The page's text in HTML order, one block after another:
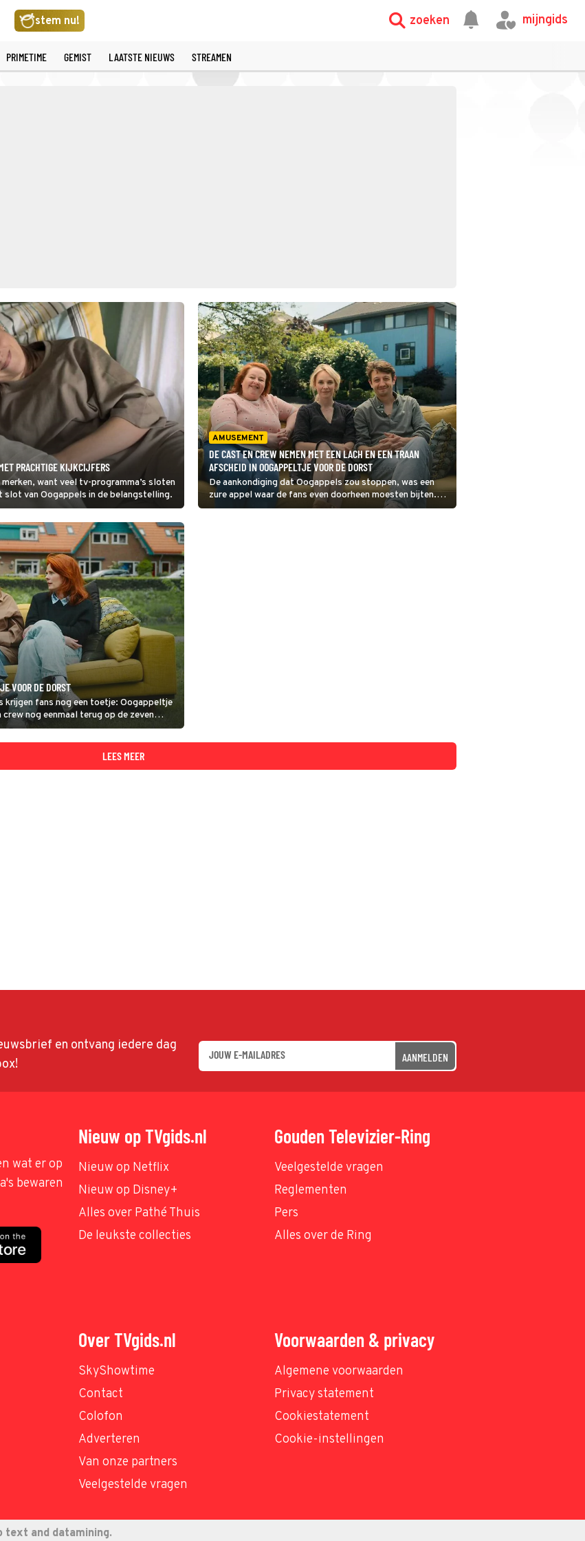
stem nu! zoeken mijngids
PRIMETIME GEMIST LAATSTE NIEUWS STREAMEN
PRACHTIGE KIJKCIJFERS
want veel tv-programma’s sloten
van Oogappels in de belangstelling.
AMUSEMENT
DE CAST EN CREW NEMEN MET EEN LACH EN EEN TRAAN
AFSCHEID IN OOGAPPELTJE VOOR DE DORST
De aankondiging dat Oogappels zou stoppen, was een
zure appel waar de fans even doorheen moesten bijten.
Om het zuur wat te verlichten is er deze bitterzoete
VOOR DE DORST
krijgen fans nog een toetje: Oogappeltje
nog eenmaal terug op de zeven
LEES MEER
en ontvang iedere dag
AANMELDEN
wat er op
bewaren
Nieuw op TVgids.nl
Nieuw op Netflix
Nieuw op Disney+
Alles over Pathé Thuis
De leukste collecties
Gouden Televizier-Ring
Veelgestelde vragen
Reglementen
Pers
Alles over de Ring
Over TVgids.nl
SkyShowtime
Contact
Colofon
Adverteren
Van onze partners
Veelgestelde vragen
Voorwaarden & privacy
Algemene voorwaarden
Privacy statement
Cookiestatement
Cookie-instellingen
text and datamining.